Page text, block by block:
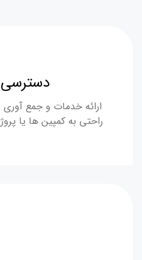
دسترسی
ارائه خدمات و جمع
راحتی به کمپین ها یا